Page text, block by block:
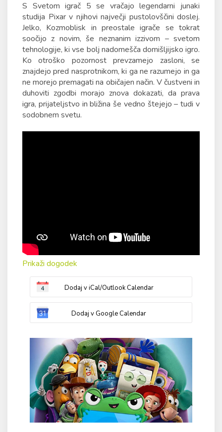
S Svetom igrač 5 se vračajo legendarni junaki
studija Pixar v njihovi največji pustolovščini doslej.
Jelko, Kozmoblisk in preostale igrače se tokrat
soočijo z novim, še neznanim izzivom – svetom
tehnologije, ki vse bolj nadomešča domišljijsko igro.
Ko otroško pozornost prevzamejo zasloni, se
znajdejo pred nasprotnikom, ki ga ne razumejo in ga
ne morejo premagati na običajen način. V čustveni in
duhoviti zgodbi morajo znova dokazati, da prava
igra, prijateljstvo in bližina še vedno štejejo – tudi v
sodobnem svetu.
Prikaži dogodek
Dodaj v iCal/Outlook Calendar
Dodaj v Google Calendar